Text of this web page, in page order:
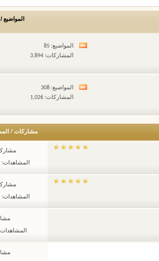
المواضيع
مشاهدة
هذا
المنتدى
المواضيع: 85
المشاركات: 3,894
مشاهدة
هذا
المواضيع: 308
المشاركات: 1,026
مشاركات/
المشاهدات: 241,264
المشاهدات: 202,034
المشاهدات: